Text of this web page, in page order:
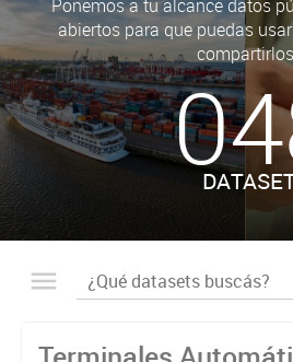
Ponemos a tu alcance datos
abiertos para que puedas
compartirlos